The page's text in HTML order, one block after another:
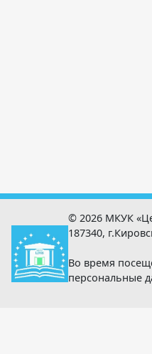
© 2026 МКУК
187340,
Во время
персональные